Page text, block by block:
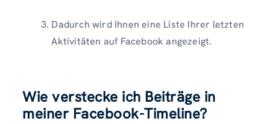
Dadurch wird Ihnen eine Liste Ihrer letzten
Aktivitäten auf Facebook angezeigt.
Wie verstecke ich Beiträge in
meiner Facebook-Timeline?